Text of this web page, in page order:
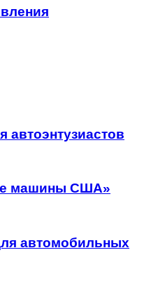
автоэнтузиастов
машины США»
автомобильных